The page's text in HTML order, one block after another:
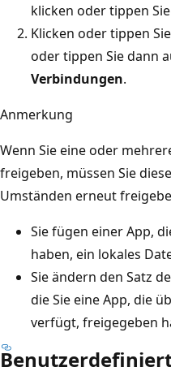
klicken oder tippen
Klicken oder tippen
oder tippen Sie dann
Verbindungen.
Anmerkung
Wenn Sie eine oder
freigeben, müssen Sie
Umständen erneut
Sie fügen einer App,
haben, ein lokales
Sie ändern den Satz
die Sie eine App, die
verfügt, freigegeben